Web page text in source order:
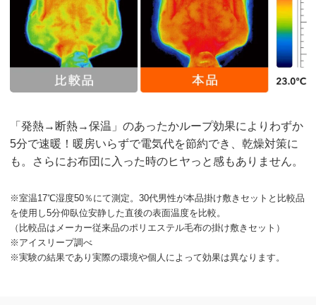
「発熱→断熱→保温」のあったかループ効果によりわずか
5分で速暖！暖房いらずで電気代を節約でき、乾燥対策に
も。さらにお布団に入った時のヒヤっと感もありません。
※室温17℃湿度50％にて測定。30代男性が本品掛け敷きセットと比較品
を使用し5分仰臥位安静した直後の表面温度を比較。
（比較品はメーカー従来品のポリエステル毛布の掛け敷きセット）
※アイスリープ調べ
※実験の結果であり実際の環境や個人によって効果は異なります。